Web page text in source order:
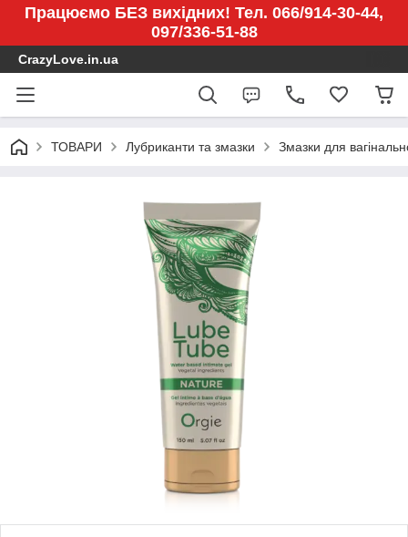
Працюємо БЕЗ вихідних! Тел. 066/914-30-44,
097/336-51-88
CrazyLove.in.ua
ТОВАРИ Лубриканти та змазки Змазки для